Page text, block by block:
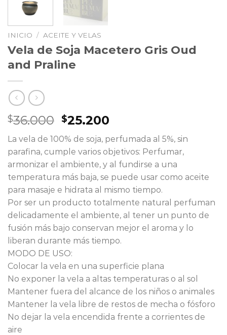
INICIO / ACEITE Y VELAS
Vela de Soja Macetero Gris Oud
and Praline
$36.000 El
precio
original
era:
$36.000.
$25.200
precio
actual
es:
$25.200.
La vela de 100% de soja, perfumada al 5%, sin
parafina, cumple varios objetivos: Perfumar,
armonizar el ambiente, y al fundirse a una
temperatura más baja, se puede usar como aceite
para masaje e hidrata al mismo tiempo.
Por ser un producto totalmente natural perfuman
delicadamente el ambiente, al tener un punto de
fusión más bajo conservan mejor el aroma y lo
liberan durante más tiempo.
MODO DE USO:
Colocar la vela en una superficie plana
No exponer la vela a altas temperaturas o al sol
Mantener fuera del alcance de los niños o animales
Mantener la vela libre de restos de mecha o fósforo
No dejar la vela encendida frente a corrientes de
aire